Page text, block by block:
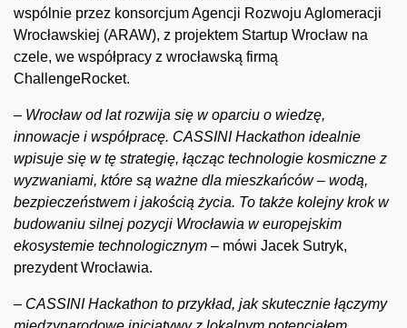
wspólnie przez konsorcjum Agencji Rozwoju Aglomeracji
Wrocławskiej (ARAW), z projektem Startup Wrocław na
czele, we współpracy z wrocławską firmą
ChallengeRocket.
– Wrocław od lat rozwija się w oparciu o wiedzę,
innowacje i współpracę. CASSINI Hackathon idealnie
wpisuje się w tę strategię, łącząc technologie kosmiczne z
wyzwaniami, które są ważne dla mieszkańców – wodą,
bezpieczeństwem i jakością życia. To także kolejny krok w
budowaniu silnej pozycji Wrocławia w europejskim
ekosystemie technologicznym – mówi Jacek Sutryk,
prezydent Wrocławia.
– CASSINI Hackathon to przykład, jak skutecznie łączymy